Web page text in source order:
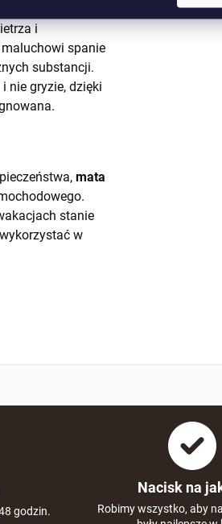
ogrzewa i
i
spanie
substancji.
nie gryzie, dzięki
mata
stanie
w
godzin.
Nacisk na
Robimy wszystko, aby